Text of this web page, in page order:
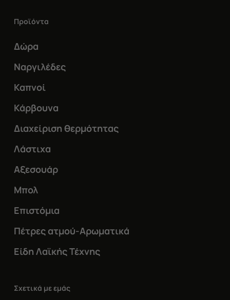
Προϊόντα
Δώρα
Ναργιλέδες
Καπνοί
Κάρβουνα
Διαχείριση θερμότητας
Λάστιχα
Αξεσουάρ
Μπολ
Επιστόμια
Πέτρες ατμού-Αρωματικά
Είδη Λαϊκής Τέχνης
Σχετικά με εμάς